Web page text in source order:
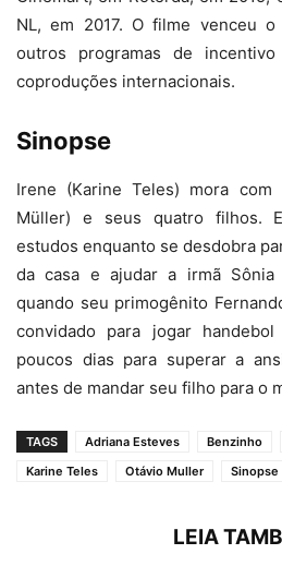
NL, em 2017. O filme venceu o
outros programas de
coproduções internacionais.
Sinopse
Irene (Karine Teles) mora com
Müller) e seus quatro filhos.
estudos enquanto se desdobra
da casa e ajudar a irmã Sônia
quando seu primogênito
convidado para jogar
poucos dias para superar a
antes de mandar seu filho para o
TAGS Adriana Esteves Benzinho
Karine Teles
Otávio Muller Sinopse
LEIA